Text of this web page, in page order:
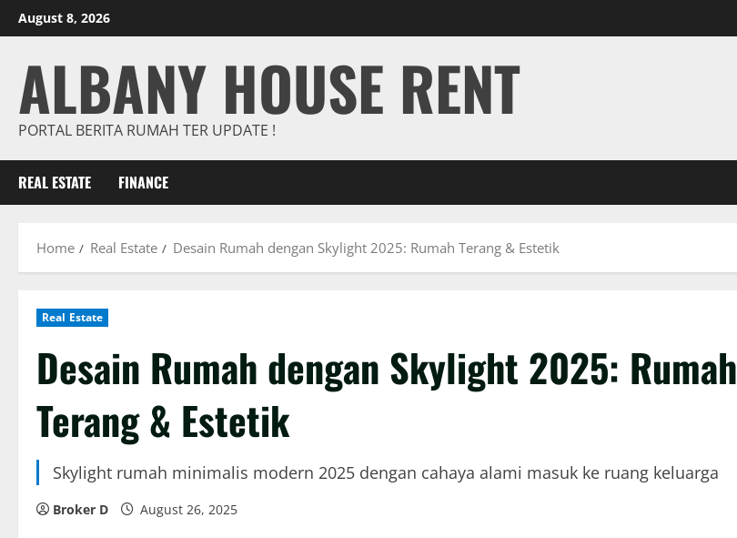
Skip
to
August 8, 2026
ALBANY HOUSE RENT
PORTAL BERITA RUMAH TER UPDATE !
REAL ESTATE FINANCE
Home Real Estate Desain Rumah dengan Skylight 2025: Rumah Terang & Estetik
Real Estate
Desain Rumah dengan Skylight 2025: Rumah
Terang & Estetik
Skylight rumah minimalis modern 2025 dengan cahaya alami masuk ke ruang keluarga
Broker D August 26, 2025